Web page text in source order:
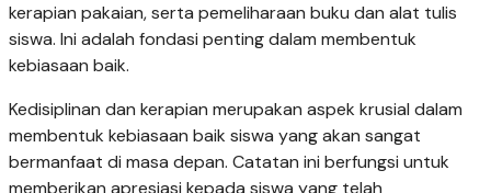
kerapian pakaian, serta pemeliharaan buku dan alat tulis
siswa. Ini adalah fondasi penting dalam membentuk
kebiasaan baik.
Kedisiplinan dan kerapian merupakan aspek krusial dalam
membentuk kebiasaan baik siswa yang akan sangat
bermanfaat di masa depan. Catatan ini berfungsi untuk
memberikan apresiasi kepada siswa yang telah